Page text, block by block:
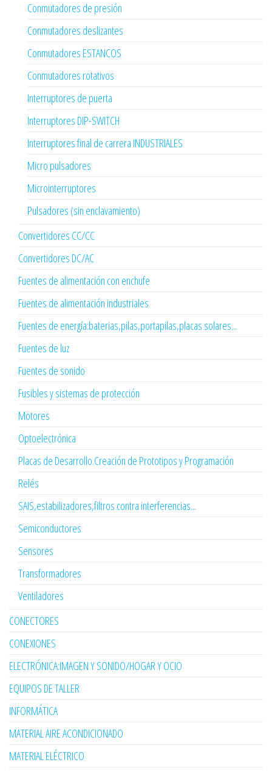
Conmutadores de presión
Conmutadores deslizantes
Conmutadores ESTANCOS
Conmutadores rotativos
Interruptores de puerta
Interruptores DIP-SWITCH
Interruptores final de carrera INDUSTRIALES
Micro pulsadores
Microinterruptores
Pulsadores (sin enclavamiento)
Convertidores CC/CC
Convertidores DC/AC
Fuentes de alimentación con enchufe
Fuentes de alimentación industriales
Fuentes de energía:baterias,pilas,portapilas,placas solares...
Fuentes de luz
Fuentes de sonido
Fusibles y sistemas de protección
Motores
Optoelectrónica
Placas de Desarrollo.Creación de Prototipos y Programación
Relés
SAIS,estabilizadores,filtros contra interferencias...
Semiconductores
Sensores
Transformadores
Ventiladores
CONECTORES
CONEXIONES
ELECTRÓNICA:IMAGEN Y SONIDO/HOGAR Y OCIO
EQUIPOS DE TALLER
INFORMÁTICA
MATERIAL AIRE ACONDICIONADO
MATERIAL ELÉCTRICO